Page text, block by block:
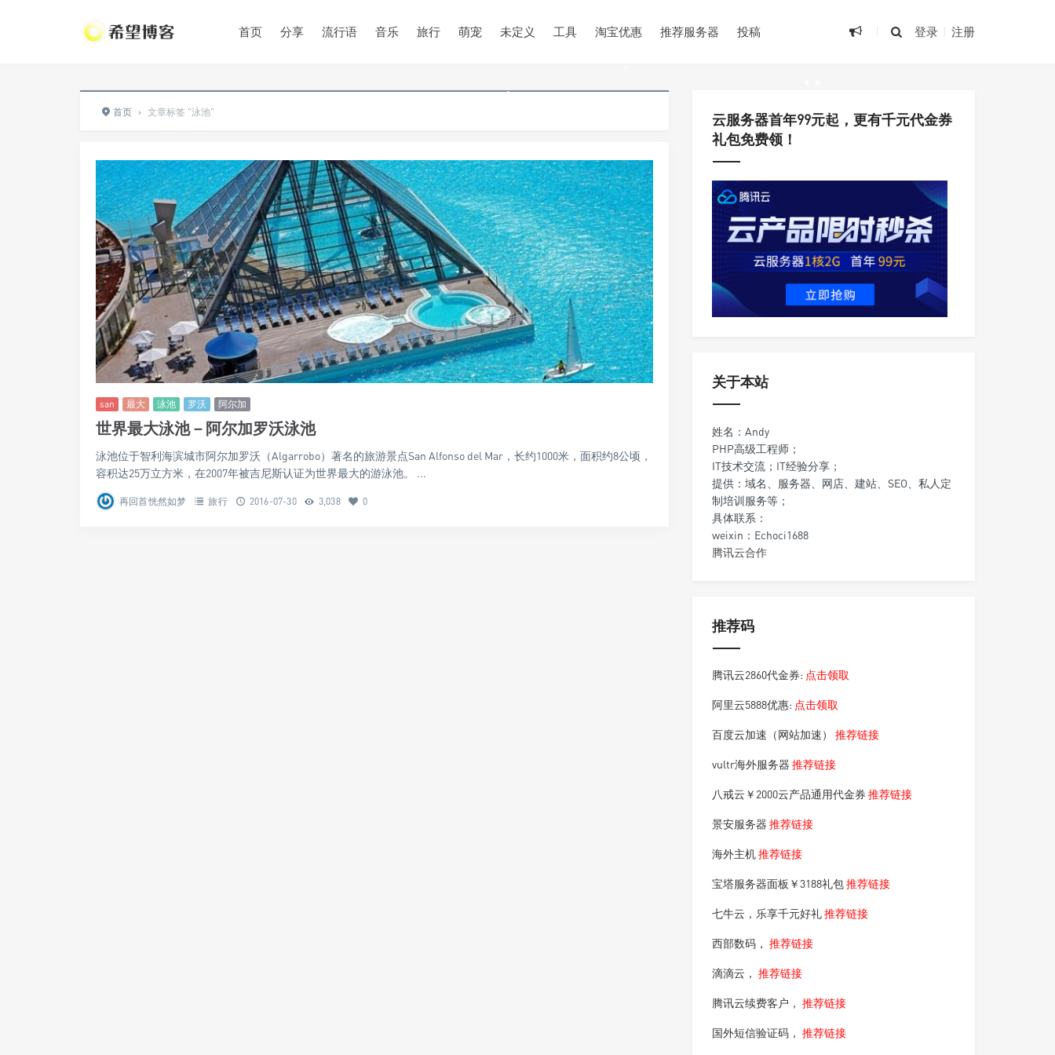
首页 分享 流行语 音乐 旅行 萌宠 未定义 工具 淘宝优惠 推荐服务器 投稿 登录 注册
首页 › 文章标签 "泳池"
san 最大 泳池 罗沃 阿尔加
世界最大泳池－阿尔加罗沃泳池
泳池位于智利海滨城市阿尔加罗沃（Algarrobo）著名的旅游景点San Alfonso del Mar，长约1000米，面积约8公顷，
容积达25万立方米，在2007年被吉尼斯认证为世界最大的游泳池。 ...
再回首恍然如梦 旅行 2016-07-30 3,038 0
云服务器首年99元起，更有千元代金券
礼包免费领！
关于本站
姓名：Andy
PHP高级工程师；
IT技术交流；IT经验分享；
提供：域名、服务器、网店、建站、SEO、私人定
制培训服务等；
具体联系：
weixin：Echoci1688
腾讯云合作
推荐码
腾讯云2860代金券: 点击领取
阿里云5888优惠: 点击领取
百度云加速（网站加速）推荐链接
vultr海外服务器推荐链接
八戒云￥2000云产品通用代金券推荐链接
景安服务器推荐链接
海外主机推荐链接
宝塔服务器面板￥3188礼包推荐链接
七牛云，乐享千元好礼推荐链接
西部数码，推荐链接
滴滴云，推荐链接
腾讯云续费客户，推荐链接
国外短信验证码，推荐链接
•